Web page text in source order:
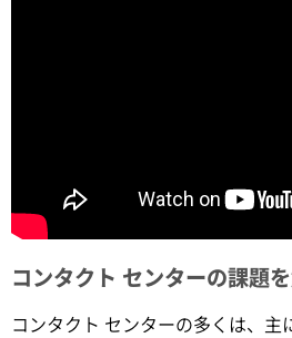
コンタクト センターの課題
コンタクト センターの多くは、主